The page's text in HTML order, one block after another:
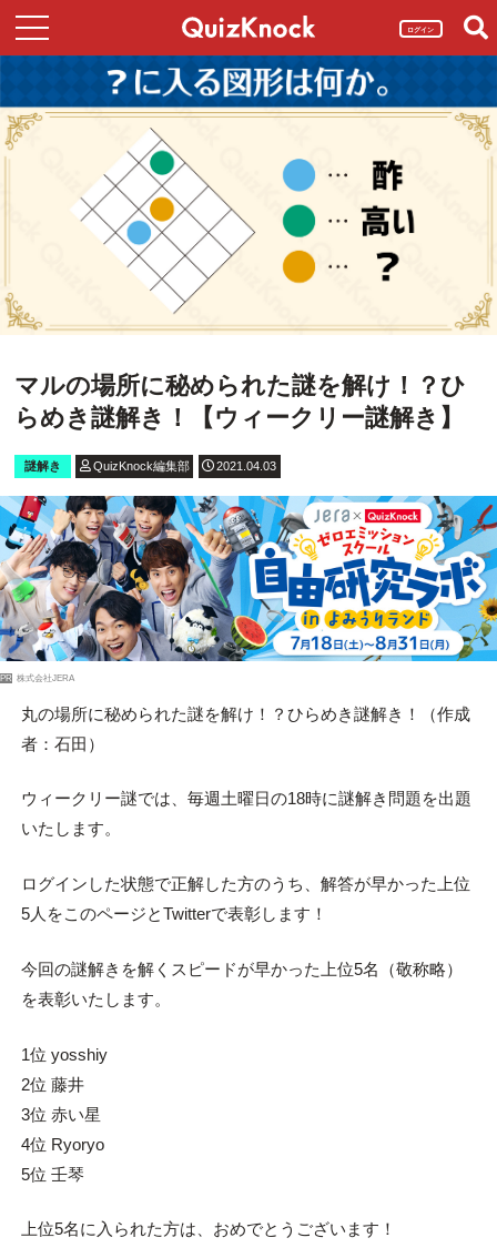
ログイン
マルの場所に秘められた謎を解け！？ひ
らめき謎解き！【ウィークリー謎解き】
謎解き QuizKnock編集部 2021.04.03
PR 株式会社JERA
丸の場所に秘められた謎を解け！？ひらめき謎解き！（作成
者：石田）
ウィークリー謎では、毎週土曜日の18時に謎解き問題を出題
いたします。
ログインした状態で正解した方のうち、解答が早かった上位
5人をこのページとTwitterで表彰します！
今回の謎解きを解くスピードが早かった上位5名（敬称略）
を表彰いたします。
1位 yosshiy
2位 藤井
3位 赤い星
4位 Ryoryo
5位 壬琴
上位5名に入られた方は、おめでとうございます！